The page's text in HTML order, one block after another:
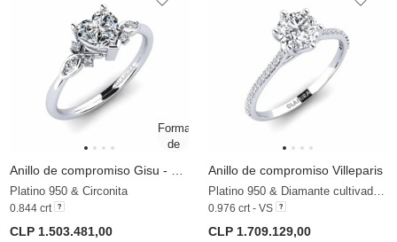
Platino 950 & Circonita
0.844 crt
CLP 1.503.481,00
Anillo de compromiso Villeparis
Platino 950 & Diamante cultivado en laboratorio
0.976 crt - VS
CLP 1.709.129,00